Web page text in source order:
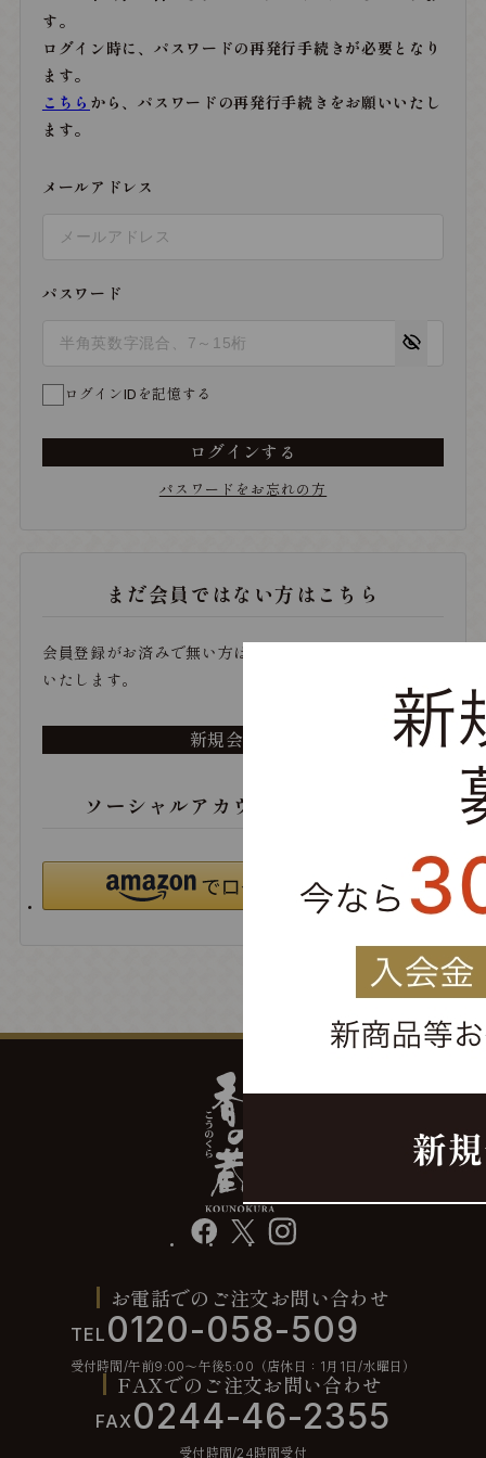
す。
ログイン時に、パスワードの再発行手続きが必要となり
ます。
こちら から、パスワードの再発行手続きをお願いいたし
ます。
メールアドレス
パスワード
ログインIDを記憶する
ログインする
パスワードをお忘れの方
まだ会員ではない方はこちら
会員登録がお済みで無い方は、こちらから登録をお願い
いたします。
新規会員登録
ソーシャルアカウントでログイン
facebook instagram
お電話でのご注文お問い合わせ
TEL 0120-058-509
受付時間/午前9:00〜午後5:00（店休日：1月1日/水曜日）
FAXでのご注文お問い合わせ
FAX0244-46-2355
受付時間/24時間受付